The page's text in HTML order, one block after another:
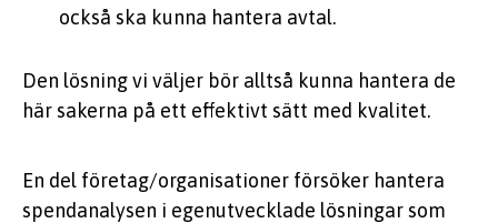
också ska kunna hantera avtal.
Den lösning vi väljer bör alltså kunna hantera de
här sakerna på ett effektivt sätt med kvalitet.
En del företag/organisationer försöker hantera
spendanalysen i egenutvecklade lösningar som